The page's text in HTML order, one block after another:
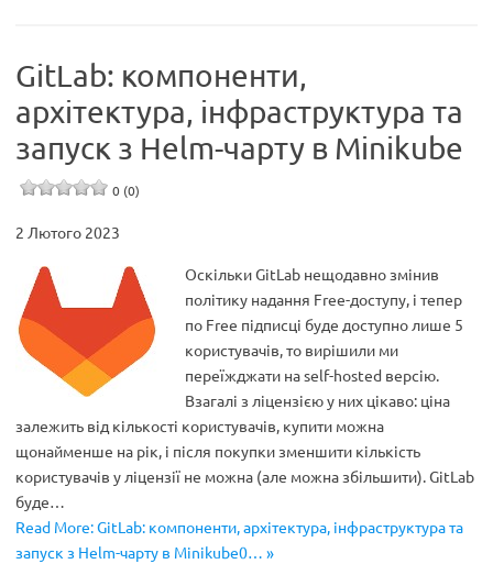
GitLab: компоненти,
архітектура, інфраструктура та
запуск з Helm-чарту в Minikube
0 (0)
2 Лютого 2023
Оскільки GitLab нещодавно змінив
політику надання Free-доступу, і тепер
по Free підписці буде доступно лише 5
користувачів, то вирішили ми
переїжджати на self-hosted версію.
Взагалі з ліцензією у них цікаво: ціна
залежить від кількості користувачів, купити можна
щонайменше на рік, і після покупки зменшити кількість
користувачів у ліцензії не можна (але можна збільшити). GitLab
буде…
Read More: GitLab: компоненти, архітектура, інфраструктура та
запуск з Helm-чарту в Minikube0… »